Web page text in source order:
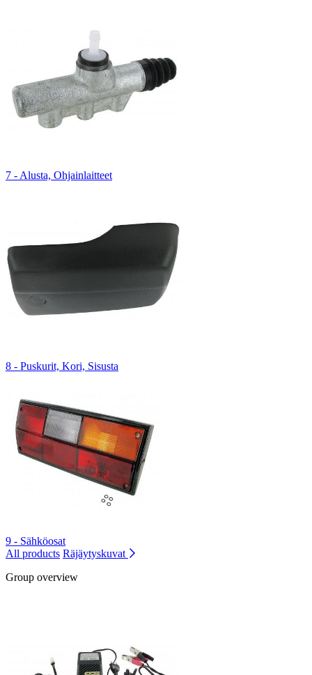
7 - Alusta, Ohjainlaitteet
8 - Puskurit, Kori, Sisusta
9 - Sähköosat
All products Räjäytyskuvat
Group overview